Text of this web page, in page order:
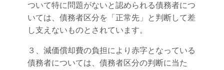
ついて特に問題がないと認められる債務者につ
いては、債務者区分を「正常先」と判断して差
し支えないものとされています。
３、減価償却費の負担により赤字となっている
債務者については、債務者区分の判断に当た